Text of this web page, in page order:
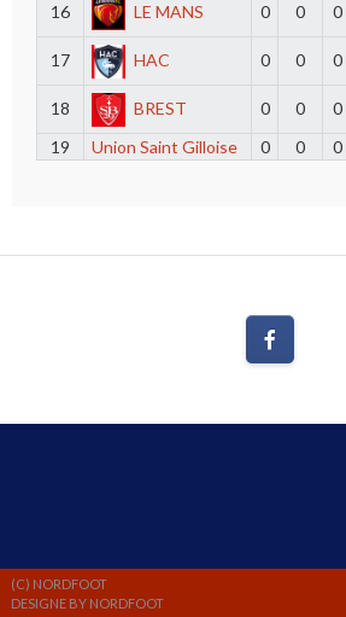
16 LE MANS 0 0 0
17 HAC 0 0 0
18 BREST 0 0 0
19
Union Saint Gilloise 0 0 0
(C) NORDFOOT
DESIGNE BY NORDFOOT